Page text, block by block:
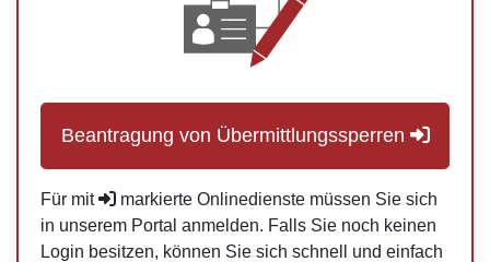
Beantragung von Übermittlungssperren
Für mit
markierte Onlinedienste müssen Sie sich
in unserem Portal anmelden. Falls Sie noch keinen
Login besitzen, können Sie sich schnell und einfach